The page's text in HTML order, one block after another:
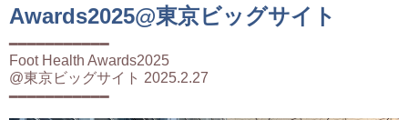
Awards2025@東京ビッグサイト
━━━━━━━━━━━
Foot Health Awards2025
@東京ビッグサイト 2025.2.27
━━━━━━━━━━━